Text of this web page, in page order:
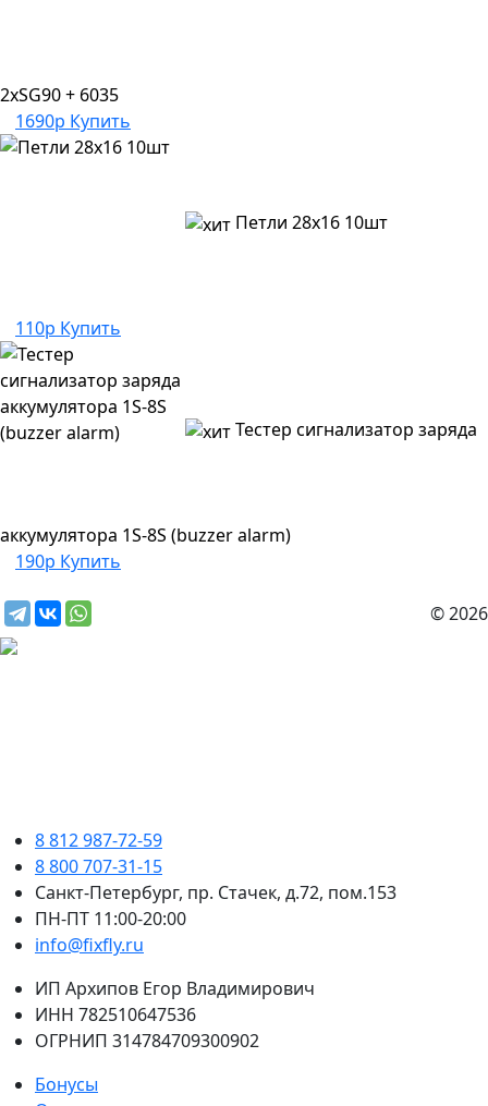
2xSG90 + 6035
1690р Купить
Петли 28х16 10шт
110р Купить
Тестер сигнализатор заряда
аккумулятора 1S-8S (buzzer alarm)
190р Купить
© 2026
8 812 987-72-59
8 800 707-31-15
Санкт-Петербург, пр. Стачек, д.72, пом.153
ПН-ПТ 11:00-20:00
info@fixfly.ru
ИП Архипов Егор Владимирович
ИНН 782510647536
ОГРНИП 314784709300902
Бонусы